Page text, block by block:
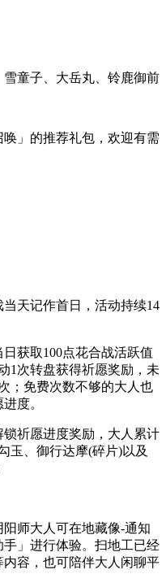
童子、大岳丸、铃鹿御前
唤」的推荐礼包，欢迎有需
天记作首日，活动持续14
获取100点花合战活跃值
1次转盘获得祈愿奖励，未
；免费次数不够的大人也
度。
祈愿进度奖励，大人累计
玉、御行达摩(碎片)以及
师大人可在地藏像-通知
」进行体验。扫地工已经
容，也可陪伴大人闲聊平